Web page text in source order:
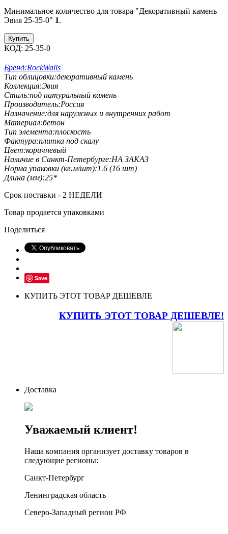
Минимальное количество для товара "Декоративный камень
Эвия 25-35-0" 1.
Купить
КОД: 25-35-0
Бренд:RockWalls
Тип облицовки:декоративный камень
Коллекция:Эвия
Стиль:под натуральный камень
Производитель:Россия
Назначение:для наружных и внутренних работ
Материал:бетон
Тип элемента:плоскость
Фактура:плитка под скалу
Цвет:коричневый
Наличие в Санкт-Петербурге:НА ЗАКАЗ
Норма упаковки (кв.м/шт):1.6 (16 шт)
Длина (мм):25*
Срок поставки - 2 НЕДЕЛИ
Товар продается упаковками
Поделиться
Save
КУПИТЬ ЭТОТ ТОВАР ДЕШЕВЛЕ
КУПИТЬ ЭТОТ ТОВАР ДЕШЕВЛЕ!
Доставка
Уважаемый клиент!
Наша компания организует доставку товаров в
следующие регионы:
Санкт-Петербург
Ленинградская область
Северо-Западный регион РФ